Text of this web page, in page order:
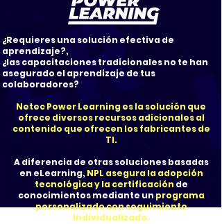
Netec Power Learning es la solución que
ofrece diversos recursos adicionales al
contenido que ofrecen los fabricantes de
TI.
A diferencia de otras soluciones basadas
en eLearning, NPL asegura la adopción
tecnológica y la certificación de
conocimientos mediante un programa
personalizado con seguimiento
individualizado.
¿Requieres una solución efectiva de
aprendizaje?,
¿las capacitaciones tradicionales no te han
asegurado el aprendizaje de tus
colaboradores?